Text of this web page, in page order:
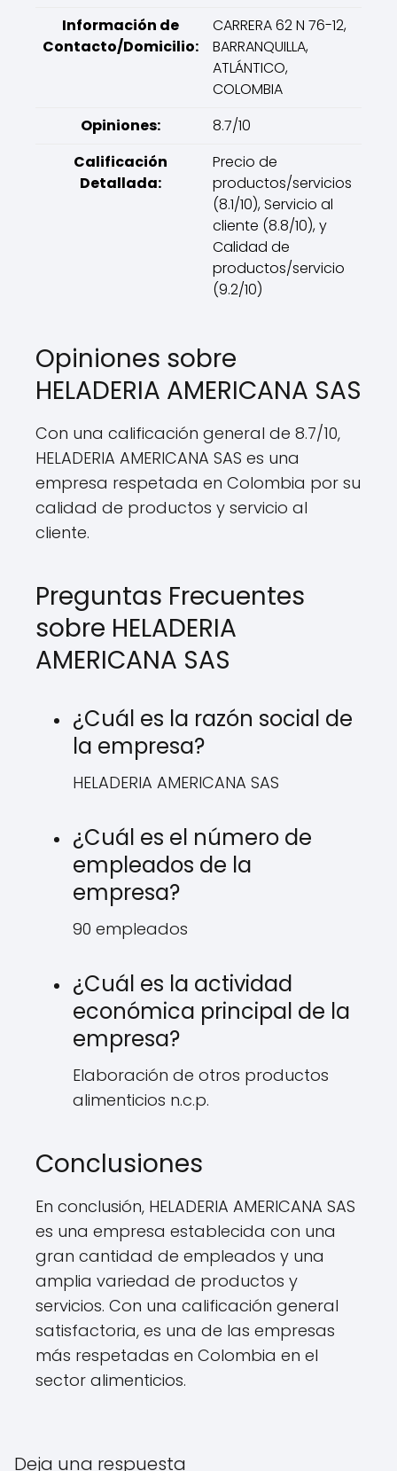
Información de
Contacto/Domicilio:
CARRERA 62 N 76-12,
BARRANQUILLA,
ATLÁNTICO,
COLOMBIA
Opiniones:
8.7/10
Calificación
Detallada:
Precio de
productos/servicios
(8.1/10), Servicio al
cliente (8.8/10), y
Calidad de
productos/servicio
(9.2/10)
Opiniones sobre
HELADERIA AMERICANA SAS
Con una calificación general de 8.7/10,
HELADERIA AMERICANA SAS es una
empresa respetada en Colombia por su
calidad de productos y servicio al
cliente.
Preguntas Frecuentes
sobre HELADERIA
AMERICANA SAS
¿Cuál es la razón social de
la empresa?
HELADERIA AMERICANA SAS
¿Cuál es el número de
empleados de la
empresa?
90 empleados
¿Cuál es la actividad
económica principal de la
empresa?
Elaboración de otros productos
alimenticios n.c.p.
Conclusiones
En conclusión, HELADERIA AMERICANA SAS
es una empresa establecida con una
gran cantidad de empleados y una
amplia variedad de productos y
servicios. Con una calificación general
satisfactoria, es una de las empresas
más respetadas en Colombia en el
sector alimenticios.
Deja una respuesta